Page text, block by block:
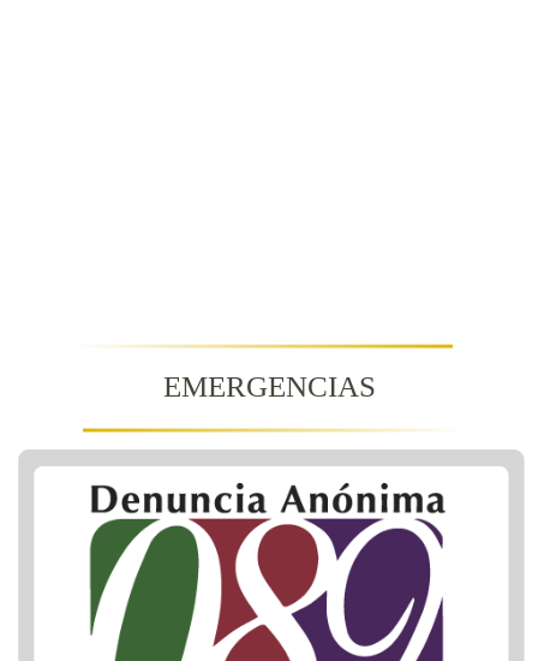
EMERGENCIAS